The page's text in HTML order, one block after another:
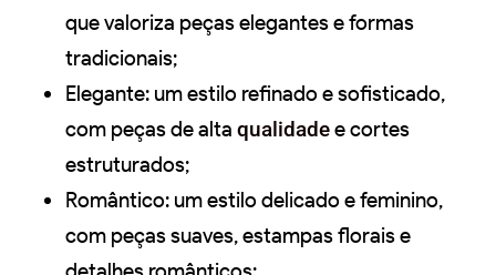
que valoriza peças elegantes e formas
tradicionais;
Elegante: um estilo refinado e sofisticado,
com peças de alta qualidadee cortes
estruturados;
Romântico: um estilo delicado e feminino,
com peças suaves, estampas florais e